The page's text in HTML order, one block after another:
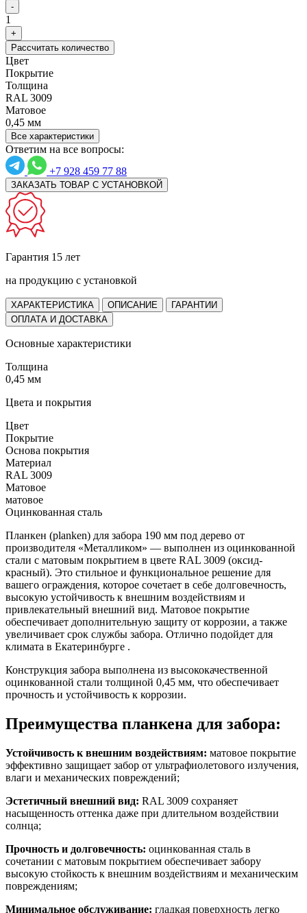
-
1
+
Рассчитать количество
Цвет
Покрытие
Толщина
RAL 3009
Матовое
0,45 мм
Все характеристики
Ответим на все вопросы:
+7 928 459 77 88
ЗАКАЗАТЬ ТОВАР С УСТАНОВКОЙ
Гарантия 15 лет
на продукцию с установкой
ХАРАКТЕРИСТИКА ОПИСАНИЕ
ГАРАНТИИ
ОПЛАТА И ДОСТАВКА
Основные характеристики
Толщина
0,45 мм
Цвета и покрытия
Цвет
Покрытие
Основа покрытия
Материал
RAL 3009
Матовое
матовое
Оцинкованная сталь
Планкен (planken) для забора 190 мм под дерево от
производителя «Металликом» — выполнен из оцинкованной
стали с матовым покрытием в цвете RAL 3009 (оксид-
красный). Это стильное и функциональное решение для
вашего ограждения, которое сочетает в себе долговечность,
высокую устойчивость к внешним воздействиям и
привлекательный внешний вид. Матовое покрытие
обеспечивает дополнительную защиту от коррозии, а также
увеличивает срок службы забора. Отлично подойдет для
климата в Екатеринбурге .
Конструкция забора выполнена из высококачественной
оцинкованной стали толщиной 0,45 мм, что обеспечивает
прочность и устойчивость к коррозии.
Преимущества планкена для забора:
Устойчивость к внешним воздействиям: матовое покрытие
эффективно защищает забор от ультрафиолетового излучения,
влаги и механических повреждений;
Эстетичный внешний вид: RAL 3009 сохраняет
насыщенность оттенка даже при длительном воздействии
солнца;
Прочность и долговечность: оцинкованная сталь в
сочетании с матовым покрытием обеспечивает забору
высокую стойкость к внешним воздействиям и механическим
повреждениям;
Минимальное обслуживание: гладкая поверхность легко